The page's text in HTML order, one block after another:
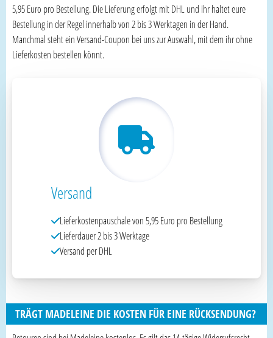
5,95 Euro pro Bestellung. Die Lieferung erfolgt mit DHL und ihr haltet eure
Bestellung in der Regel innerhalb von 2 bis 3 Werktagen in der Hand.
Manchmal steht ein Versand-Coupon bei uns zur Auswahl, mit dem ihr ohne
Lieferkosten bestellen könnt.
Versand
Lieferkostenpauschale von 5,95 Euro pro Bestellung
Lieferdauer 2 bis 3 Werktage
Versand per DHL
TRÄGT MADELEINE DIE KOSTEN FÜR EINE RÜCKSENDUNG?